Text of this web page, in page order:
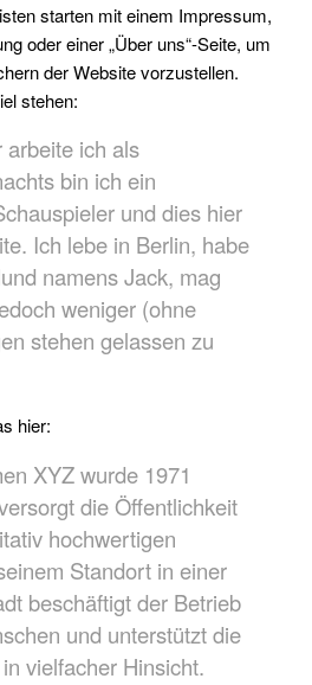
starten mit einem Impressum,
oder einer „Über uns“-Seite, um
der Website vorzustellen.
stehen:
arbeite ich als
bin ich ein
und dies hier
Ich lebe in Berlin, habe
namens Jack, mag
weniger (ohne
stehen gelassen zu
hier:
XYZ wurde 1971
die Öffentlichkeit
hochwertigen
Standort in einer
beschäftigt der Betrieb
und unterstützt die
vielfacher Hinsicht.